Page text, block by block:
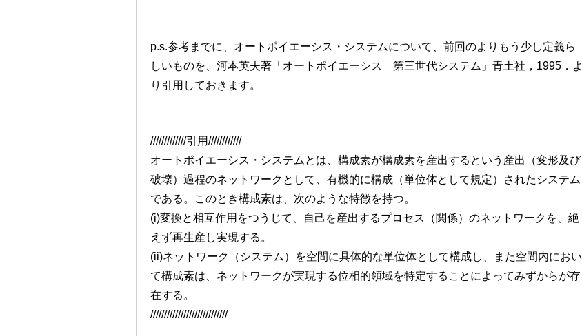
p.s.参考までに、オートポイエーシス・システムについて、前回のよりもう少し定義ら
しいものを、河本英夫著「オートポイエーシス 第三世代システム」青土社，1995．よ
り引用しておきます。
/////////////引用////////////
オートポイエーシス・システムとは、構成素が構成素を産出するという産出（変形及び
破壊）過程のネットワークとして、有機的に構成（単位体として規定）されたシステム
である。このとき構成素は、次のような特徴を持つ。
(i)変換と相互作用をつうじて、自己を産出するプロセス（関係）のネットワークを、絶
えず再生産し実現する。
(ii)ネットワーク（システム）を空間に具体的な単位体として構成し、また空間内におい
て構成素は、ネットワークが実現する位相的領域を特定することによってみずからが存
在する。
////////////////////////////